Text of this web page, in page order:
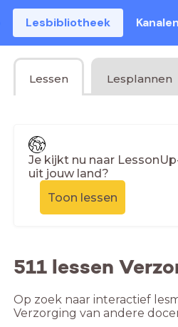
Lesbibliotheek Kanalen
Lessen Lesplannen
Je kijkt nu naar
uit jouw land?
Toon lessen
511 lessen
Op zoek naar interactief
Verzorging van andere